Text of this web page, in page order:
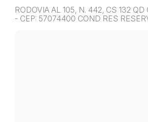
RODOVIA AL 105, N. 442, CS 132
- CEP: 57074400 COND RES